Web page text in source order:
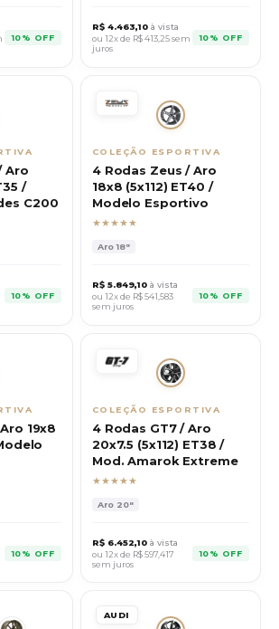
10% OFF
R$ 4.463,10 à vista
ou 12x de R$413,25sem
juros
10% OFF
Aro
/
C200
10% OFF
COLEÇÃO ESPORTIVA
4 Rodas Zeus / Aro
18x8 (5x112) ET40 /
Modelo Esportivo
★★★★★
Aro18"
R$ 5.849,10 à vista
ou 12x de R$541,583
sem juros
10% OFF
19x8
10% OFF
COLEÇÃO ESPORTIVA
4 Rodas GT7 / Aro
20x7.5 (5x112) ET38 /
Mod. Amarok Extreme
★★★★★
Aro 20"
R$ 6.452,10 à vista
ou 12x de R$597,417
sem juros
10% OFF
AUDI